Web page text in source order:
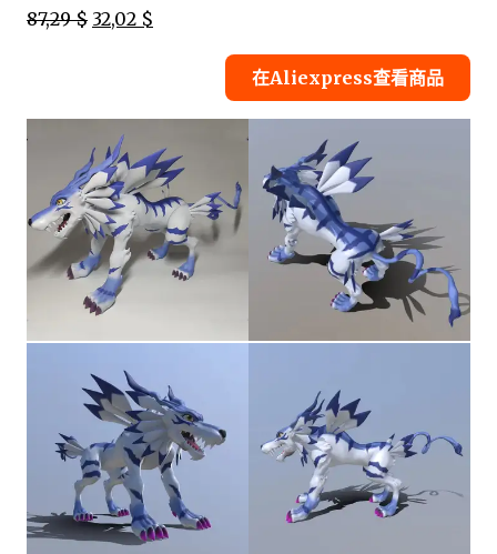
87,29 $ 32,02 $
在Aliexpress查看商品